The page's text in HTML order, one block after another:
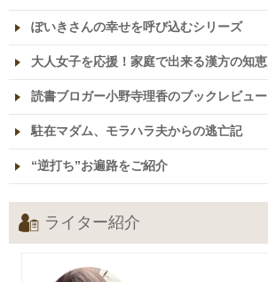
ぽいきさんの幸せを呼び込むシリーズ
大人女子を応援！家庭で出来る漢方の知恵
読書ブロガー小野寺理香のブックレビュー
駐在マダム、モラハラ夫からの逃亡記
“逆打ち”お遍路をご紹介
ライター紹介